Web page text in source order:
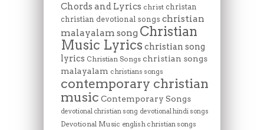
Chords and Lyrics christ christan
christian devotional songs christian
malayalam song Christian
Music Lyrics christian song
lyrics Christian Songs christian songs
malayalam christians songs
contemporary christian
music Contemporary Songs
devotional christian song devotional hindi songs
Devotional Music english christian songs